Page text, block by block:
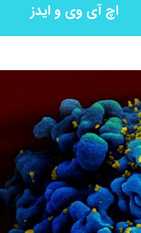
اچ آی وی و ایدز